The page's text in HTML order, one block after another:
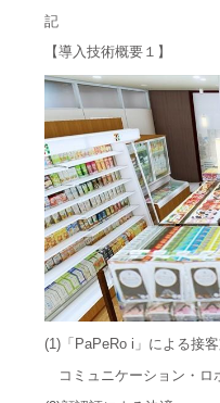
記
【導入技術概要１】
(1)「PaPeRo i」による接
コミュニケーション・ロ